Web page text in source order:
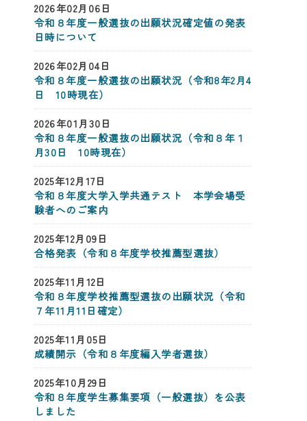
2026年02月06日
令和８年度一般選抜の出願状況確定値の発表
日時について
2026年02月04日
令和８年度一般選抜の出願状況（令和8年2月4
日 10時現在）
2026年01月30日
令和８年度一般選抜の出願状況（令和８年１
月30日 10時現在）
2025年12月17日
令和８年度大学入学共通テスト 本学会場受
験者へのご案内
2025年12月09日
合格発表（令和８年度学校推薦型選抜）
2025年11月12日
令和８年度学校推薦型選抜の出願状況（令和
７年11月11日確定）
2025年11月05日
成績開示（令和８年度編入学者選抜）
2025年10月29日
令和８年度学生募集要項（一般選抜）を公表
しました